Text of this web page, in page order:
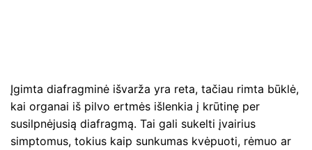
Įgimta diafragminė išvarža yra reta, tačiau rimta būklė,
kai organai iš pilvo ertmės išlenkia į krūtinę per
susilpnėjusią diafragmą. Tai gali sukelti įvairius
simptomus, tokius kaip sunkumas kvėpuoti, rėmuo ar